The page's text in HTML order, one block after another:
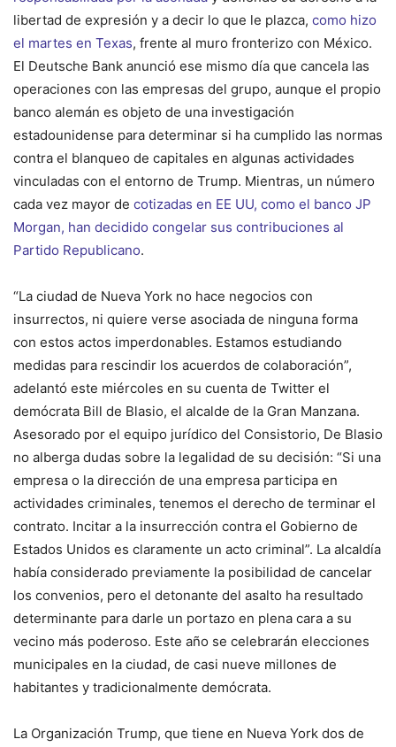
libertad de expresión y a decir lo que le plazca, como hizo
el martes en Texas, frente al muro fronterizo con México.
El Deutsche Bank anunció ese mismo día que cancela las
operaciones con las empresas del grupo, aunque el propio
banco alemán es objeto de una investigación
estadounidense para determinar si ha cumplido las normas
contra el blanqueo de capitales en algunas actividades
vinculadas con el entorno de Trump. Mientras, un número
cada vez mayor de cotizadas en EE UU, como el banco JP
Morgan, han decidido congelar sus contribuciones al
Partido Republicano.
“La ciudad de Nueva York no hace negocios con
insurrectos, ni quiere verse asociada de ninguna forma
con estos actos imperdonables. Estamos estudiando
medidas para rescindir los acuerdos de colaboración”,
adelantó este miércoles en su cuenta de Twitter el
demócrata Bill de Blasio, el alcalde de la Gran Manzana.
Asesorado por el equipo jurídico del Consistorio, De Blasio
no alberga dudas sobre la legalidad de su decisión: “Si una
empresa o la dirección de una empresa participa en
actividades criminales, tenemos el derecho de terminar el
contrato. Incitar a la insurrección contra el Gobierno de
Estados Unidos es claramente un acto criminal”. La alcaldía
había considerado previamente la posibilidad de cancelar
los convenios, pero el detonante del asalto ha resultado
determinante para darle un portazo en plena cara a su
vecino más poderoso. Este año se celebrarán elecciones
municipales en la ciudad, de casi nueve millones de
habitantes y tradicionalmente demócrata.
La Organización Trump, que tiene en Nueva York dos de